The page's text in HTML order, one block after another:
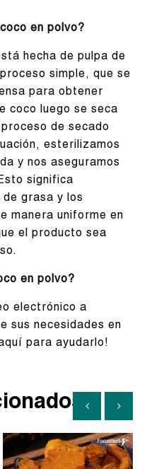
en polvo?
hecha de pulpa de
simple, que se
para obtener
coco luego se seca
de secado
esterilizamos
y nos aseguramos
significa
grasa y los
manera uniforme en
el producto sea
en polvo?
electrónico a
sus necesidades en
para ayudarlo!